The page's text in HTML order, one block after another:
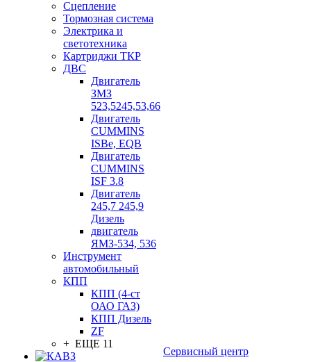
Сцепление
Тормозная система
Электрика и
светотехника
Картриджи ТКР
ДВС
Двигатель
ЗМЗ
523,5245,53,66
Двигатель
CUMMINS
ISBe, EQB
Двигатель
CUMMINS
ISF 3.8
Двигатель
245,7 245,9
Дизель
двигатель
ЯМЗ-534, 536
Инструмент
автомобильный
КПП
КПП (4-ст
ОАО ГАЗ)
КПП Дизель
ZF
+ ЕЩЕ 11
Сервисный центр